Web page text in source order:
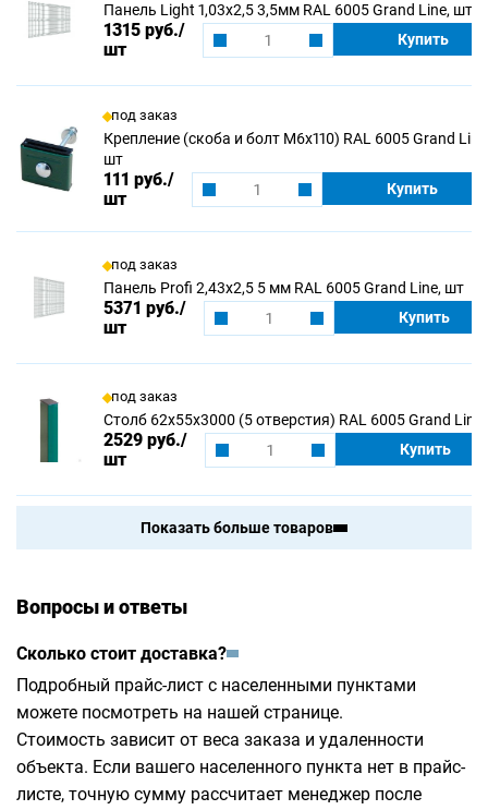
Панель Light 1,03х2,5 3,5мм RAL 6005 Grand Line, шт
1315 руб./
шт
Купить
под заказ
Крепление (скоба и болт М6х110) RAL 6005 Grand
шт
111 руб./
шт
Купить
под заказ
Панель Profi 2,43х2,5 5 мм RAL 6005 Grand Line, шт
5371 руб./
шт
Купить
под заказ
Столб 62х55х3000 (5 отверстия) RAL 6005 Grand
2529 руб./
шт
Купить
Показать больше товаров
Вопросы и ответы
Сколько стоит доставка?
Подробный прайс-лист с населенными пунктами
можете посмотреть на нашей странице.
Стоимость зависит от веса заказа и удаленности
объекта. Если вашего населенного пункта нет в прайс-
листе, точную сумму рассчитает менеджер после